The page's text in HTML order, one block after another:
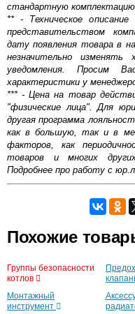
стандартную
** - Техническое
представительством
дату появления товара в
незначительно изменять
уведомления. Просим
характеристики у
*** - Цена на товар
"физические лица". Для
другая программа
как в большую, так и в
факторов, как
товаров и многих
Подробнее про работу с
Оставьте отзыв
Доставка сантехники
Возможные способы
Наличный расчёт
Банковской
времени
Похожие
Группы безопасности
котлов
Монтажный
инструмент